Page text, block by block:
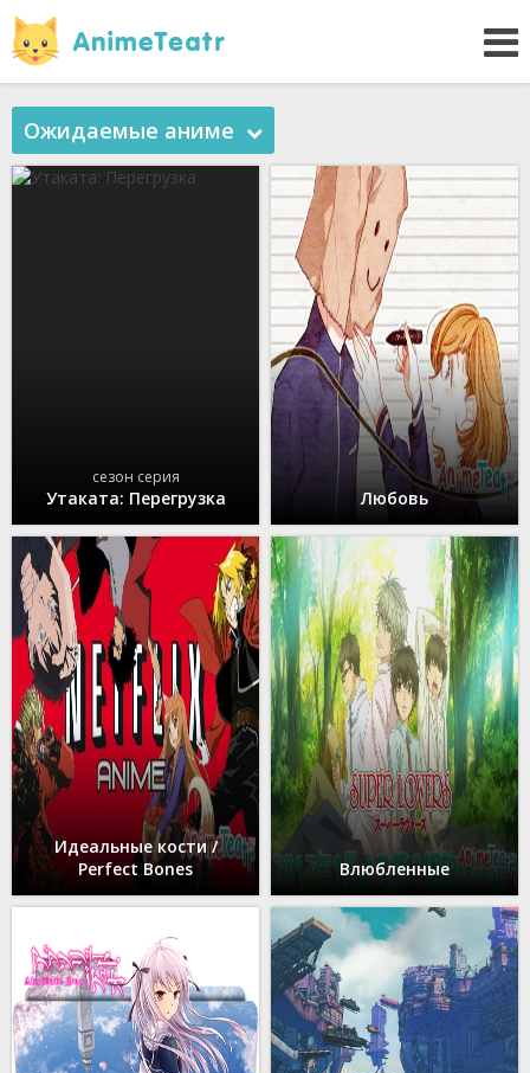
Ожидаемые аниме
сезон серия
Утаката: Перегрузка Любовь
Идеальные кости /
Perfect Bones
Влюбленные